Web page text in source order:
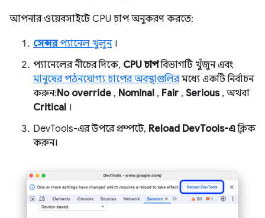
আপনার ওয়েবসাইটে CPU চাপ অনুকরণ করতে:
সেন্সরপ্যানেল খুলুন।
প্যানেলের নীচের দিকে, CPU চাপবিভাগটি খুঁজুন এবং
মানুষের পঠনযোগ্য চাপের অবস্থাগুলিরমধ্যে একটি নির্বাচন
করুন:No override , Nominal , Fair , Serious, অথবা
Critical ।
DevTools-এর উপরে প্রম্পটে, Reload DevTools-এক্লিক
করুন।